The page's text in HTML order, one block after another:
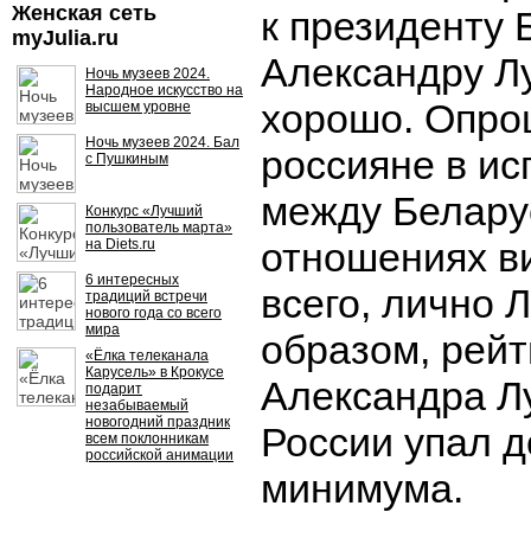
Женская сеть
myJulia.ru
Ночь музеев 2024.
Народное искусство на
высшем уровне
Ночь музеев 2024. Бал
с Пушкиным
Конкурс «Лучший
пользователь марта»
на Diets.ru
6 интересных
традиций встречи
нового года со всего
мира
«Ёлка телеканала
Карусель» в Крокусе
подарит
незабываемый
новогодний праздник
всем поклонникам
российской анимации
к президенту
Александру
хорошо.
россияне в
между
отношениях
всего, лично
образом,
Александра
России упал
минимума.